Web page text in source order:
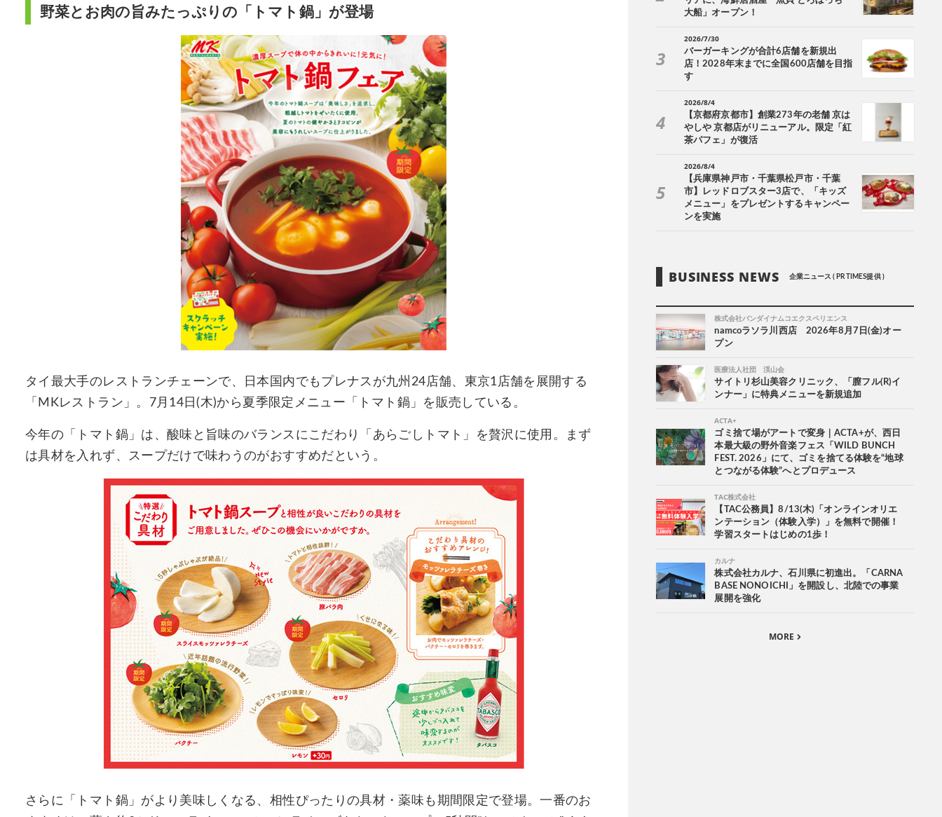
野菜とお肉の旨みたっぷりの「トマト鍋」が登場
タイ最大手のレストランチェーンで、日本国内でもプレナスが九州24店舗、東京1店舗を展開する
「MKレストラン」。7月14日(木)から夏季限定メニュー「トマト鍋」を販売している。
今年の「トマト鍋」は、酸味と旨味のバランスにこだわり「あらごしトマト」を贅沢に使用。まず
は具材を入れず、スープだけで味わうのがおすすめだという。
さらに「トマト鍋」がより美味しくなる、相性ぴったりの具材・薬味も期間限定で登場。一番のお
大船」オープン！
2026/7/30
バーガーキングが合計6店舗を新規出
店！2028年末までに全国600店舗を目指
す
2026/8/4
【京都府京都市】創業273年の老舗 京は
やしや 京都店がリニューアル。限定「紅
茶パフェ」が復活
2026/8/4
【兵庫県神戸市・千葉県松戸市・千葉
市】レッドロブスター3店で、「キッズ
メニュー」をプレゼントするキャンペー
ンを実施
BUSINESS NEWS 企業ニュース ( PR TIMES提供 )
株式会社バンダイナムコエクスペリエンス
namcoラソラ川西店 2026年8月7日(金)オー
プン
医療法人社団 渓山会
サイトリ杉山美容クリニック、「膣フル(R)イ
ンナー」に特典メニューを新規追加
ACTA+
ゴミ捨て場がアートで変身｜ACTA+が、西日
本最大級の野外音楽フェス「WILD BUNCH
FEST. 2026」にて、ゴミを捨てる体験を“地球
とつながる体験”へとプロデュース
TAC株式会社
【TAC公務員】8/13(木)「オンラインオリエ
ンテーション（体験入学）」を無料で開催！
学習スタートはじめの1歩！
カルナ
株式会社カルナ、石川県に初進出。「CARNA
BASE NONOICHI」を開設し、北陸での事業
展開を強化
MORE